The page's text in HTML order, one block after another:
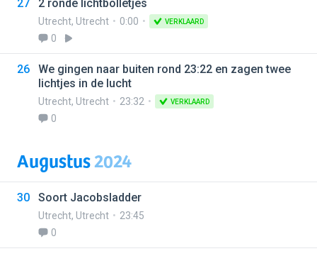
27 2 ronde lichtbolletjes
Utrecht, Utrecht 0:00 VERKLAARD
0
26
We gingen naar buiten rond 23:22 en zagen twee
lichtjes in de lucht
Utrecht, Utrecht 23:32 VERKLAARD
0
Augustus2024
30 Soort Jacobsladder
Utrecht, Utrecht
23:45
0